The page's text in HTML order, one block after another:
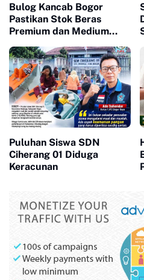
Bulog Kancab Bogor
Pastikan Stok Beras
Premium dan Medium
Diminta Tak Panik
Puluhan Siswa SDN
Ciherang 01 Diduga
Keracunan